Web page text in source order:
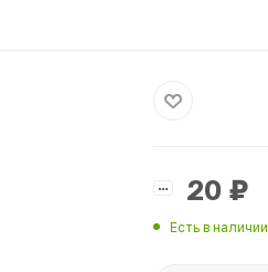
20 ₽
Есть в наличии